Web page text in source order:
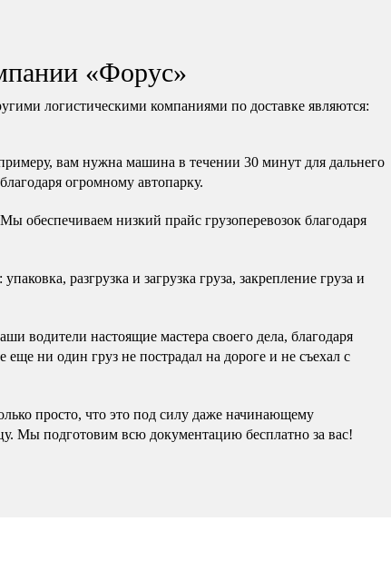
«Форус»
логистическими компаниями по доставке являются:
вам нужна машина в течении 30 минут для дальнего
огромному автопарку.
обеспечиваем низкий прайс грузоперевозок благодаря
разгрузка и загрузка груза, закрепление груза и
водители настоящие мастера своего дела, благодаря
ни один груз не пострадал на дороге и не съехал с
просто, что это под силу даже начинающему
Мы подготовим всю документацию бесплатно за вас!